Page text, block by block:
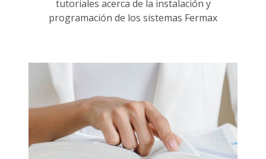
tutoriales acerca de la instalación y
programación de los sistemas Fermax